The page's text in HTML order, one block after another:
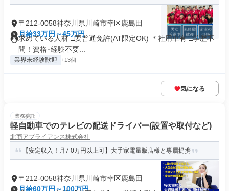
〒212-0058神奈川県川崎市幸区鹿島田
月給33万円～45万円
求めている人材 □要普通免許(AT限定OK) ＊社用車有 □学歴不
問！資格･経験不要...
業界未経験歓迎 +13個
気になる
業務委託
軽自動車でのテレビの配送ドライバー(設置や取付など)
北商アプライアンス株式会社
【安定収入！月7 0万円以上可】大手家電量販店様と専属提携
〒212-0058神奈川県川崎市幸区鹿島田
月給60万円～100万円